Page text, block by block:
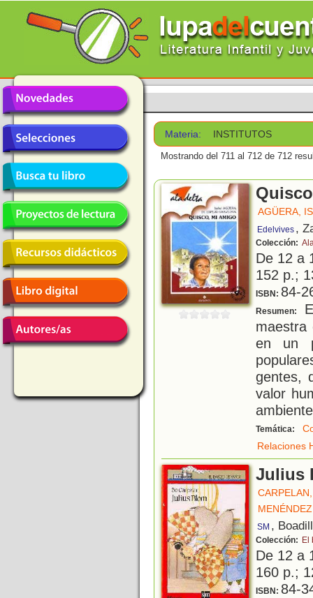
Materia: INSTITUTOS
Mostrando del 711 al 712 de 712
AGÜERA,
Edelvives ,
Colección:
De 12 a
152 p.;
ISBN: 84-
Resumen:
maestra
en un
gentes,
valor
Temática:
Relaciones
Julius
SM ,
Colección: El
De 12 a
160 p.;
ISBN: 84-